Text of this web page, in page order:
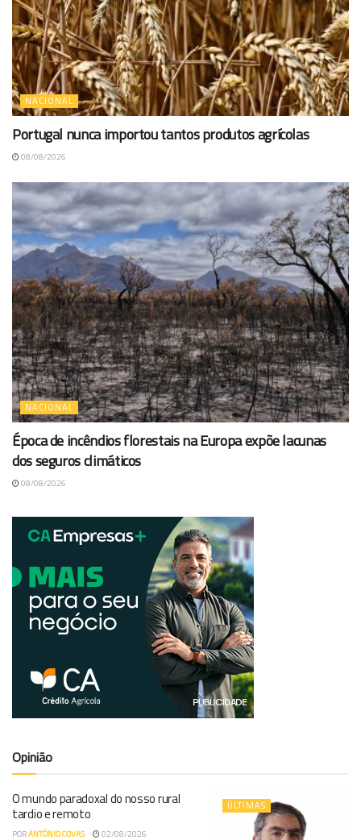
NACIONAL
Portugal nunca importou tantos produtos agrícolas
08/08/2026
NACIONAL
Época de incêndios florestais na Europa expõe lacunas
dos seguros climáticos
08/08/2026
Opinião
ÚLTIMAS
O mundo paradoxal do nosso rural
tardio e remoto
PORANTÓNIO COVAS 02/08/2026